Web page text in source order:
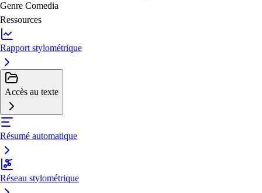
Genre Comedia
Ressources
Rapport stylométrique
Accès au texte
Résumé automatique
Réseau stylométrique